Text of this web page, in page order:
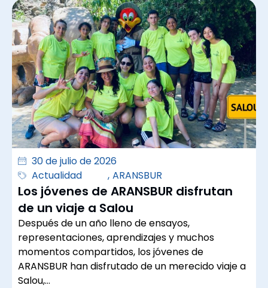
30 de julio de 2026
Actualidad
, ARANSBUR
Los jóvenes de ARANSBUR disfrutan
de un viaje a Salou
Después de un año lleno de ensayos,
representaciones, aprendizajes y muchos
momentos compartidos, los jóvenes de
ARANSBUR han disfrutado de un merecido viaje a
Salou,…